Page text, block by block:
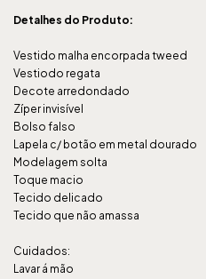
Detalhes do Produto:
Vestido malha encorpada tweed
Vestiodo regata
Decote arredondado
Zíper invisível
Bolso falso
Lapela c/ botão em metal dourado
Modelagem solta
Toque macio
Tecido delicado
Tecido que não amassa
Cuidados:
Lavar á mão